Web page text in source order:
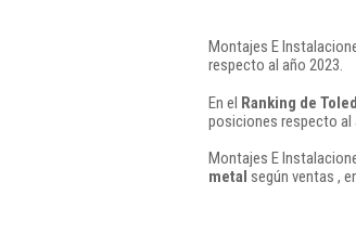
Montajes E
respecto al año 2023.
En el Ranking de
posiciones respecto al
Montajes E
metal según ventas ,